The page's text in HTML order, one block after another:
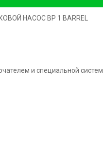
НАСОС BP 1 BARREL
и специальной